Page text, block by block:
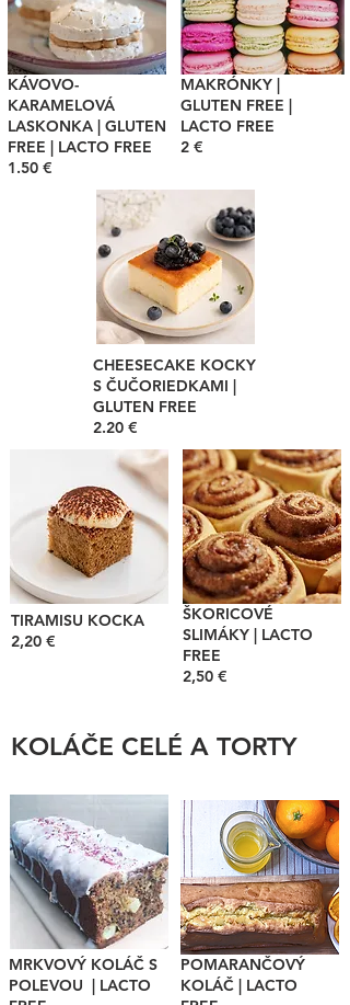
KÁVOVO-
KARAMELOVÁ
LASKONKA | GLUTEN
FREE | LACTO FREE
1.50 €
MAKRÓNKY |
GLUTEN FREE |
LACTO FREE
2 €
CHEESECAKE KOCKY
S ČUČORIEDKAMI |
GLUTEN FREE
2.20 €
TIRAMISU KOCKA
2,20 €
ŠKORICOVÉ
SLIMÁKY | LACTO
FREE
2,50 €
KOLÁČE CELÉ A TORTY
MRKVOVÝ KOLÁČ S
POLEVOU | LACTO
POMARANČOVÝ
KOLÁČ | LACTO